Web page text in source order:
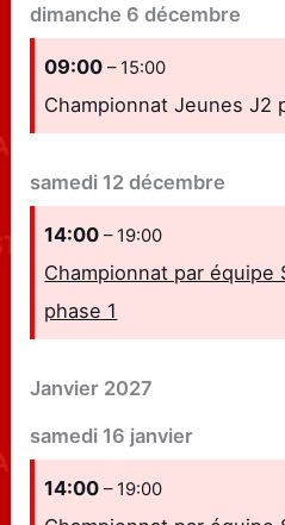
dimanche 6 décembre
09:00– 15:00
Championnat Jeunes J2
samedi 12 décembre
14:00– 19:00
Championnat par équipe
phase 1
Janvier 2027
samedi 16 janvier
14:00– 19:00